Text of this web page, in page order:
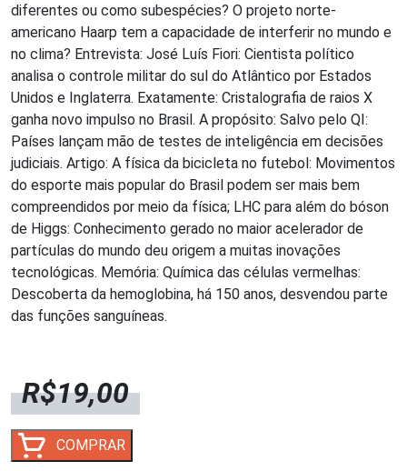
diferentes ou como subespécies? O projeto norte-
americano Haarp tem a capacidade de interferir no mundo e
no clima? Entrevista: José Luís Fiori: Cientista político
analisa o controle militar do sul do Atlântico por Estados
Unidos e Inglaterra. Exatamente: Cristalografia de raios X
ganha novo impulso no Brasil. A propósito: Salvo pelo QI:
Países lançam mão de testes de inteligência em decisões
judiciais. Artigo: A física da bicicleta no futebol: Movimentos
do esporte mais popular do Brasil podem ser mais bem
compreendidos por meio da física; LHC para além do bóson
de Higgs: Conhecimento gerado no maior acelerador de
partículas do mundo deu origem a muitas inovações
tecnológicas. Memória: Química das células vermelhas:
Descoberta da hemoglobina, há 150 anos, desvendou parte
das funções sanguíneas.
R$19,00
CH
313
COMPRAR